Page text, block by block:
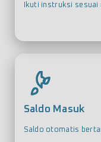
Ikuti instruksi sesuai
Saldo Masuk
Saldo otomatis